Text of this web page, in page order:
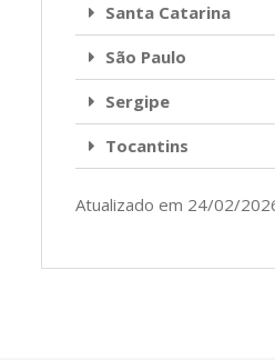
Santa Catarina
São Paulo
Sergipe
Tocantins
Atualizado em 24/02/